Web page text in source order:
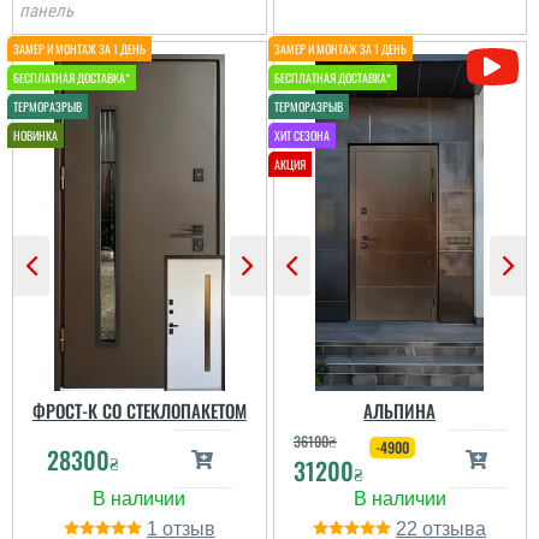
Стільки передивились
варіантів вуличних
дверей різних
виробників і саме цей
виробник нам зайшов
більше по ціні та якості,
отримували товар новою
поштою. все приїхало
вчано та ціле. Двері ну
панель
ФРОСТ-К СО СТЕКЛОПАКЕТОМ
28300₴
1
АЛЬПИНА
36100₴
31200₴
-4900
22